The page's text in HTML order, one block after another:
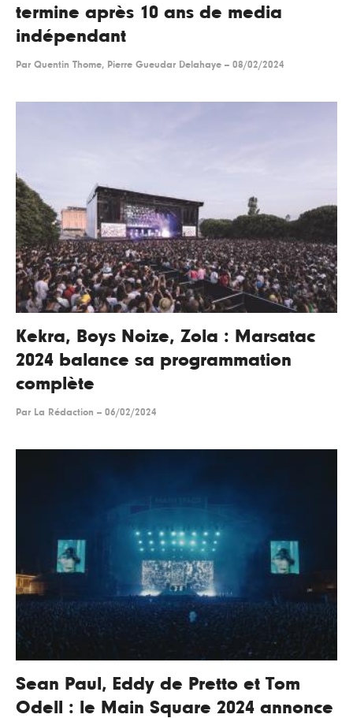
termine après 10 ans de media
indépendant
Par Quentin Thome, Pierre Gueudar Delahaye -- 08/02/2024
Kekra, Boys Noize, Zola : Marsatac
2024 balance sa programmation
complète
Par La Rédaction -- 06/02/2024
Sean Paul, Eddy de Pretto et Tom
Odell : le Main Square 2024 annonce